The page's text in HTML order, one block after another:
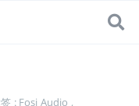
: Fosi Audio ,